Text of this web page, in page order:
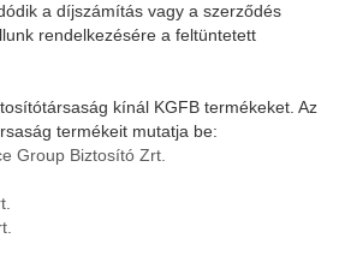
a díjszámítás vagy a szerződés
rendelkezésére a feltüntetett
kínál KGFB termékeket. Az
termékeit mutatja be:
Group Biztosító Zrt.